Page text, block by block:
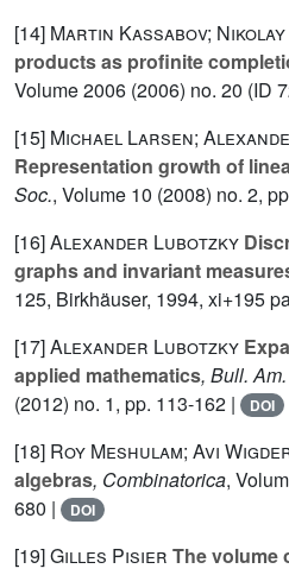
[14] Martin Kassabov;
products as profinite
Volume 2006 (2006) no. 20 (ID
[15] Michael Larsen;
Representation growth of
Soc., Volume 10 (2008) no. 2,
[16]Alexander Lubotzky
graphs and invariant
125, Birkhäuser, 1994, xi+195
[17]Alexander Lubotzky
applied mathematics, Bull.
(2012) no. 1, pp. 113-162 |
DOI
[18] Roy Meshulam; Avi
algebras, Combinatorica,
680 |
DOI
[19]Gilles Pisier The volume